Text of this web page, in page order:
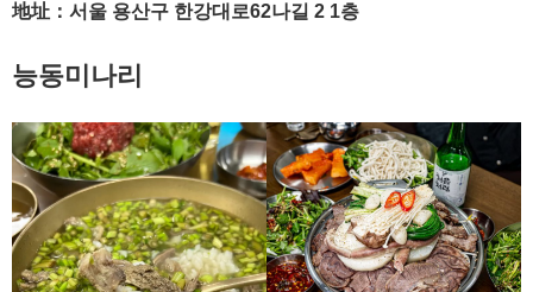
地址：서울 용산구 한강대로62나길 2 1층
능동미나리